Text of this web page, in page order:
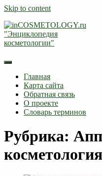
Skip to content
Главная
Карта сайта
Обратная связь
О проекте
Словарь терминов
Рубрика:
косметология